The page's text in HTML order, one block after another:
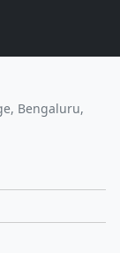
Bengaluru,